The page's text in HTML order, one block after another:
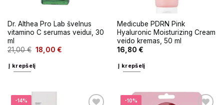
Dr. Althea Pro Lab švelnus
vitamino C serumas veidui, 30
ml
21,00€ 18,00 €
Į krepšelį
Medicube PDRN Pink
Hyaluronic Moisturizing Cream
veido kremas, 50 ml
16,80 €
Į krepšelį
-14% -10%